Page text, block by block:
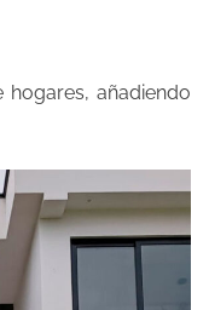
añadiendo